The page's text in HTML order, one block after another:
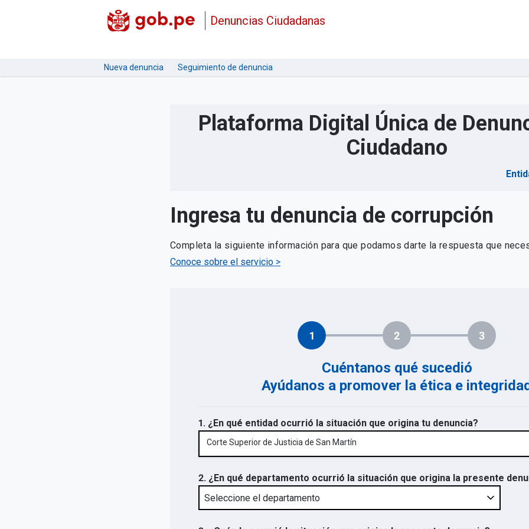
Denuncias Ciudadanas
Nueva denuncia Seguimiento de denuncia
Plataforma Digital Única de
Ciudadano
Ingresa tu denuncia de corrupción
Completa la siguiente información para que podamos darte la respuesta que
Conoce sobre el servicio >
1 2 3
Cuéntanos qué sucedió
Ayúdanos a promover la ética e integridad
1. ¿En qué entidad ocurrió la situación que origina tu denuncia?
Corte Superior de Justicia de San Martín
2. ¿En qué departamento ocurrió la situación que origina la presente